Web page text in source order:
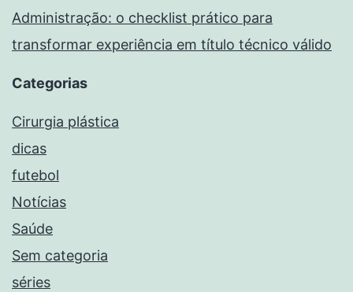
Administração: o checklist prático para
transformar experiência em título técnico válido
Categorias
Cirurgia plástica
dicas
futebol
Notícias
Saúde
Sem categoria
séries